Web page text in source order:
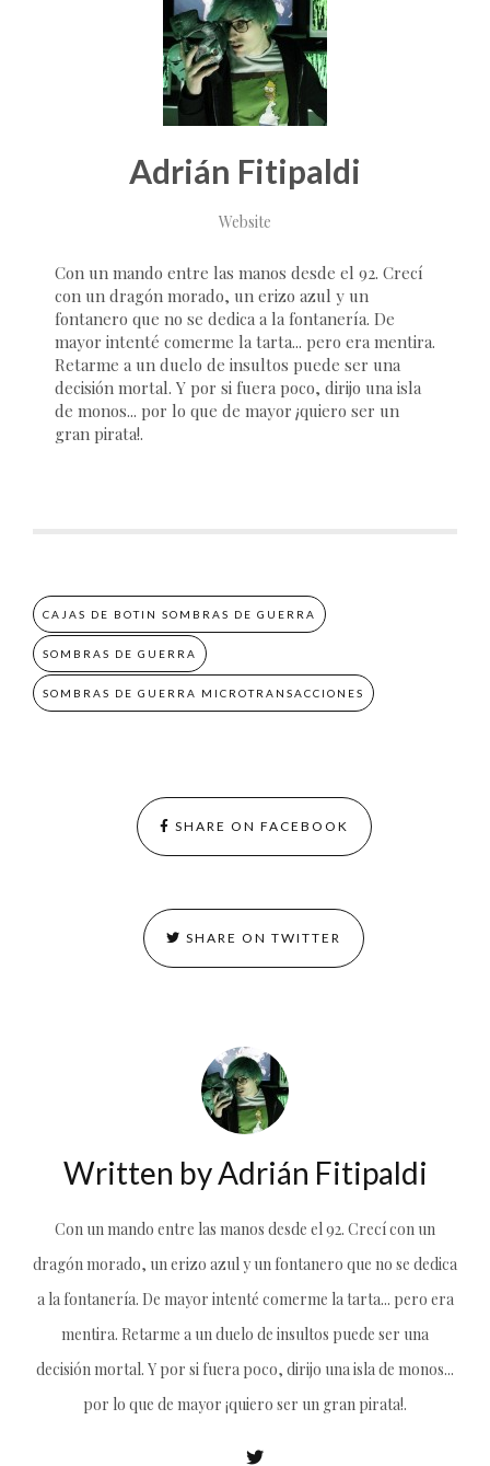
Adrián Fitipaldi
Website
Con un mando entre las manos desde el 92. Crecí
con un dragón morado, un erizo azul y un
fontanero que no se dedica a la fontanería. De
mayor intenté comerme la tarta... pero era mentira.
Retarme a un duelo de insultos puede ser una
decisión mortal. Y por si fuera poco, dirijo una isla
de monos... por lo que de mayor ¡quiero ser un
gran pirata!.
CAJAS DE BOTIN SOMBRAS DE GUERRA
SOMBRAS DE GUERRA
SOMBRAS DE GUERRA MICROTRANSACCIONES
SHARE ON FACEBOOK
SHARE ON TWITTER
Written byAdrián Fitipaldi
Con un mando entre las manos desde el 92. Crecí con un
dragón morado, un erizo azul y un fontanero que no se dedica
a la fontanería. De mayor intenté comerme la tarta... pero era
mentira. Retarme a un duelo de insultos puede ser una
decisión mortal. Y por si fuera poco, dirijo una isla de monos...
por lo que de mayor ¡quiero ser un gran pirata!.